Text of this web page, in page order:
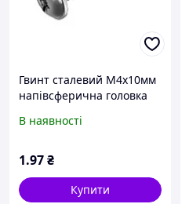
Гвинт сталевий М4х10мм
напівсферична головка
В наявності
1.97₴
Купити